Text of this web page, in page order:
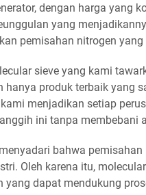
dengan harga yang
yang
pemisahan nitrogen
sieve yang kami
hanya produk terbaik yang
menjadikan setiap
ini tanpa membebani
bahwa
Oleh karena itu,
yang dapat mendukung